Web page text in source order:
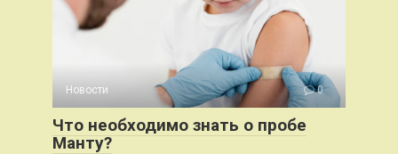
Новости 0
Что необходимо знать о пробе
Манту?